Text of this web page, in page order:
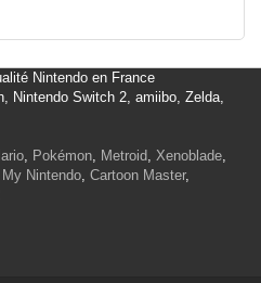
Nintendo en France
Nintendo Switch 2, amiibo, Zelda,
, Pokémon, Metroid, Xenoblade,
My Nintendo, Cartoon Master,